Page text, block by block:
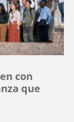
con
que